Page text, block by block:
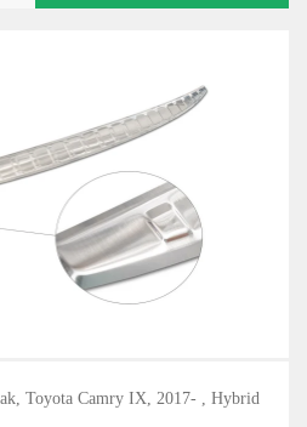
Toyota Camry IX, 2017- , Hybrid